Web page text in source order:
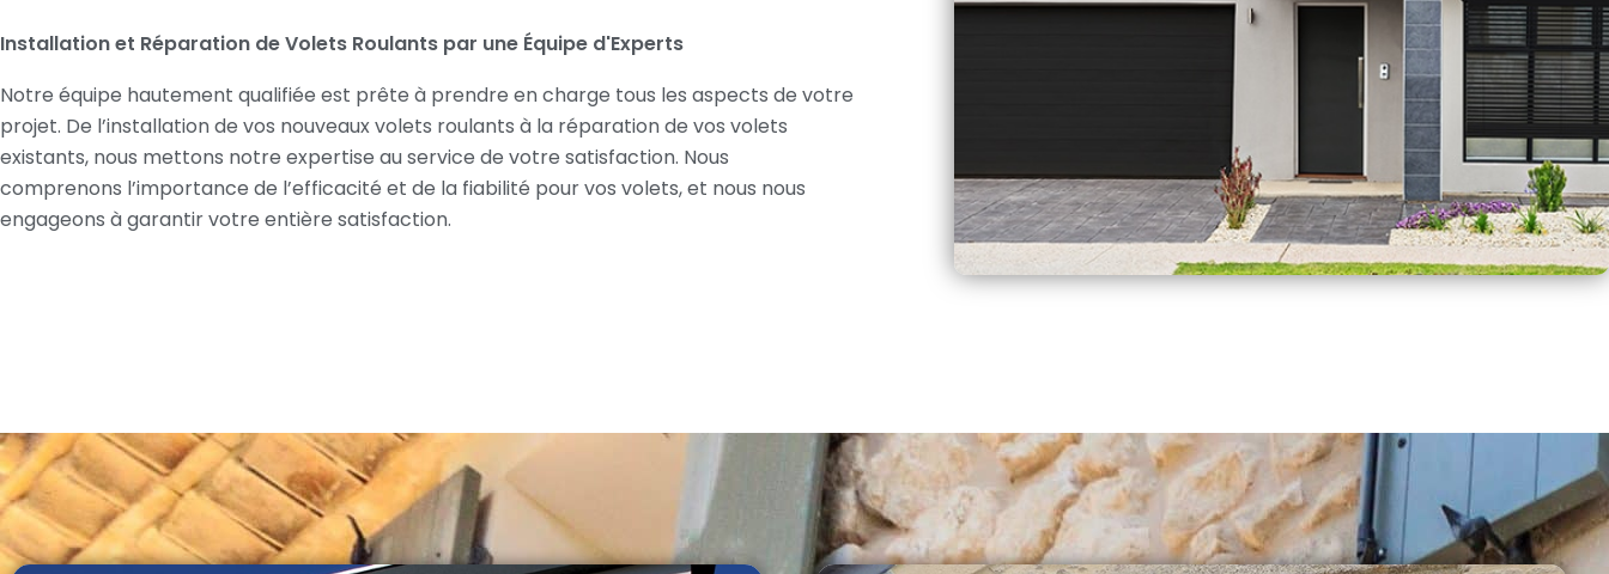
Installation et Réparation de Volets Roulants par une Équipe d'Experts
Notre équipe hautement qualifiée est prête à prendre en charge tous les aspects de votre
projet. De l’installation de vos nouveaux volets roulants à la réparation de vos volets
existants, nous mettons notre expertise au service de votre satisfaction. Nous
comprenons l’importance de l’efficacité et de la fiabilité pour vos volets, et nous nous
engageons à garantir votre entière satisfaction.